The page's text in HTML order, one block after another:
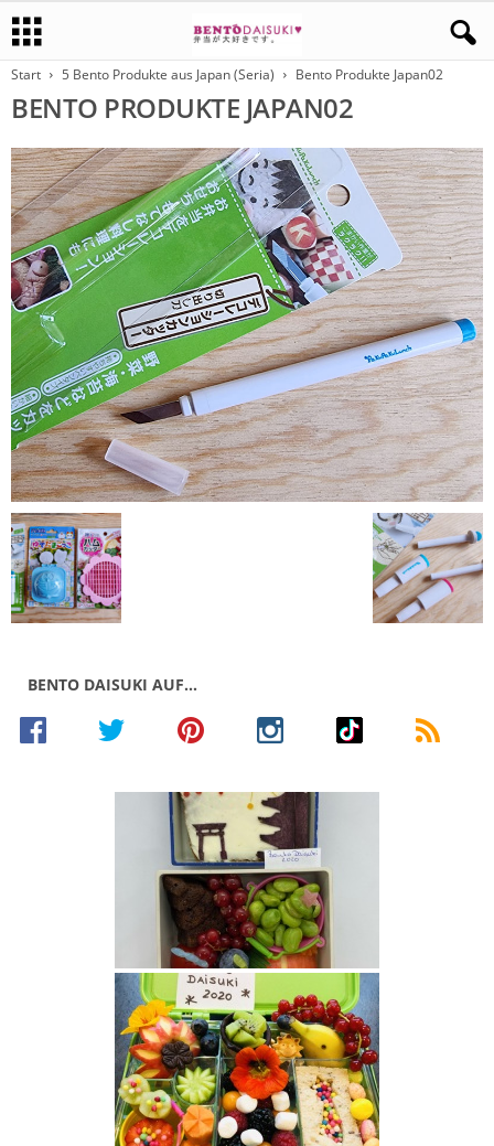
Start 5 Bento Produkte aus Japan (Seria) Bento Produkte Japan02
BENTO PRODUKTE JAPAN02
BENTO DAISUKI AUF…